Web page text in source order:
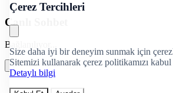
Çerez Tercihleri
Size daha iyi bir deneyim sunmak için
Sitemizi kullanarak çerez politikamızı
Detaylı bilgi
Canlı Sohbet
Bağlanılıyor...